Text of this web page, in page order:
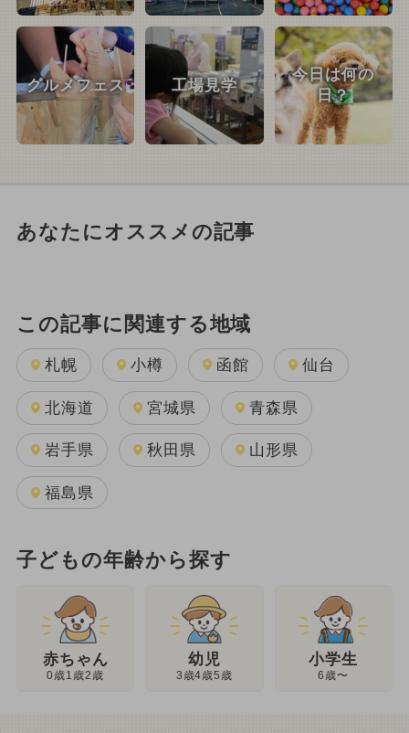
グルメフェス 工場見学
今日は何の
日？
あなたにオススメの記事
この記事に関連する地域
札幌 小樽 函館 仙台
北海道 宮城県 青森県
岩手県 秋田県 山形県
福島県
子どもの年齢から探す
赤ちゃん
0歳1歳2歳
幼児
3歳4歳5歳
小学生
6歳〜